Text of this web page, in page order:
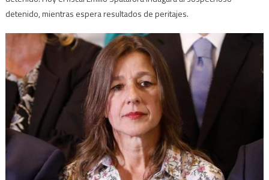
detenido, mientras espera resultados de peritajes.